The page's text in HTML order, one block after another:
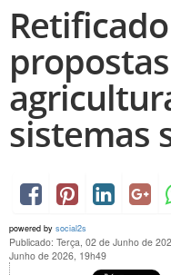
sistemas
powered by social2s
Publicado: Terça, 02 de Junho de
Junho de 2026, 19h49